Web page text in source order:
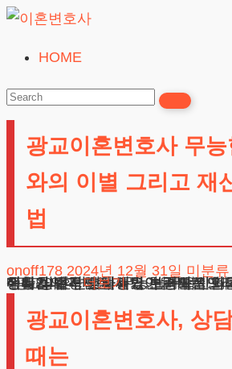
Skip
content
혼
변
HOME
광교이혼변호사 무
와의 이별 그리고 재
법
onoff178 2024년 12월 31일 미분류
광교이혼변호사 무능한 배우자와의 이별 그리고 재산 정리 방법 안녕하세요, 법무법인 테헤란입니다. 오늘은 배우자의 경제적 능력 부족으로 힘들어하시는 분들을 위해 실질적인 해결방안을 말씀드리고자 합니다. 결혼생활을 유지하는데 있어 경제적인 문제는 피할 수 없는 현실입니다. 맞벌이가 보편화된 현대 사회에서 한쪽 배우자가 소득더보기
광교이혼변호사, 상
때는